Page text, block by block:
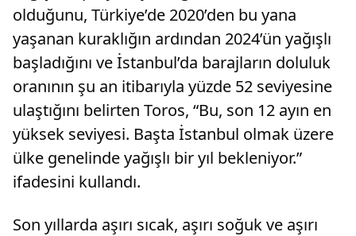
olduğunu, Türkiye’de 2020’den bu yana
yaşanan kuraklığın ardından 2024’ün yağışlı
başladığını ve İstanbul’da barajların doluluk
oranının şu an itibarıyla yüzde 52 seviyesine
ulaştığını belirten Toros, “Bu, son 12 ayın en
yüksek seviyesi. Başta İstanbul olmak üzere
ülke genelinde yağışlı bir yıl bekleniyor.”
ifadesini kullandı.
Son yıllarda aşırı sıcak, aşırı soğuk ve aşırı